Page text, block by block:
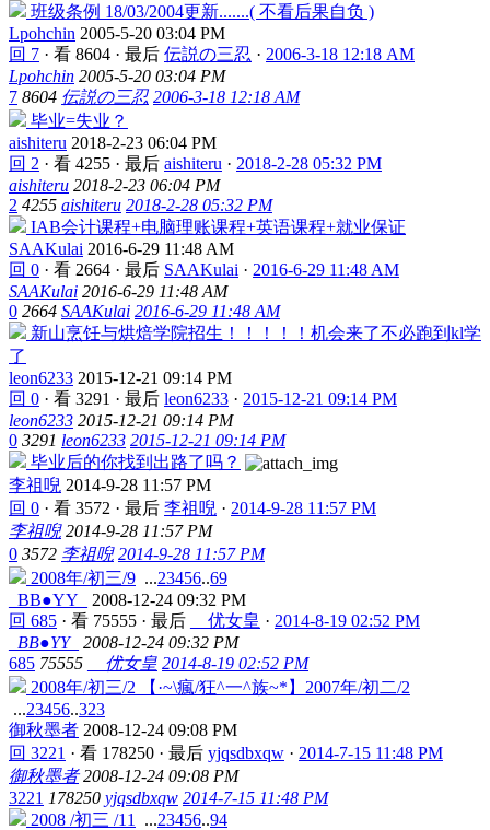
班级条例 18/03/2004更新.......( 不看后果自负 )
Lpohchin 2005-5-20 03:04 PM
回 7 · 看 8604 · 最后 伝説の三忍 · 2006-3-18 12:18 AM
Lpohchin 2005-5-20 03:04 PM
7 8604 伝説の三忍 2006-3-18 12:18 AM
毕业=失业？
aishiteru 2018-2-23 06:04 PM
回 2 · 看 4255 · 最后 aishiteru · 2018-2-28 05:32 PM
aishiteru 2018-2-23 06:04 PM
2 4255 aishiteru 2018-2-28 05:32 PM
IAB会计课程+电脑理账课程+英语课程+就业保证
SAAKulai 2016-6-29 11:48 AM
回 0 · 看 2664 · 最后 SAAKulai · 2016-6-29 11:48 AM
SAAKulai 2016-6-29 11:48 AM
0 2664 SAAKulai 2016-6-29 11:48 AM
新山烹饪与烘焙学院招生！！！！！机会来了不必跑到kl学
了
leon6233 2015-12-21 09:14 PM
回 0 · 看 3291 · 最后 leon6233 · 2015-12-21 09:14 PM
leon6233 2015-12-21 09:14 PM
0 3291 leon6233 2015-12-21 09:14 PM
毕业后的你找到出路了吗？
李祖唲 2014-9-28 11:57 PM
回 0 · 看 3572 · 最后 李祖唲 · 2014-9-28 11:57 PM
李祖唲 2014-9-28 11:57 PM
0 3572 李祖唲 2014-9-28 11:57 PM
2008年/初三/9 ...23456..69
_BB●YY_
2008-12-24 09:32 PM
回 685 · 看 75555 · 最后 __优女皇 · 2014-8-19 02:52 PM
_BB●YY_ 2008-12-24 09:32 PM
685 75555 __优女皇 2014-8-19 02:52 PM
2008年/初三/2 【·~\瘋/狂^一^族~*】2007年/初二/2
...23456..323
御秋墨者 2008-12-24 09:08 PM
回 3221 · 看 178250 · 最后 yjqsdbxqw · 2014-7-15 11:48 PM
御秋墨者 2008-12-24 09:08 PM
3221 178250 yjqsdbxqw 2014-7-15 11:48 PM
2008 /初三 /11
...23456..94